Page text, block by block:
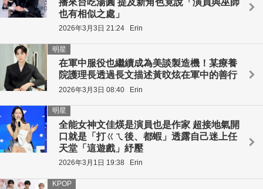
也有相似之處」
2026年3月3日 21:24 Erin
在軍中服役也繼續成為美談製造機！某療養
院護理長透過長文描述黃旼炫在軍中的善行
明星
2026年3月3日 08:40 Erin
全能女神文佳煐是演員也是作家 超接地氣開
口就是「打ㄍㄟ後、都蝦」透露自己迷上任
天堂「這遊戲」紓壓
明星
2026年3月1日 19:38 Erin
KPOP